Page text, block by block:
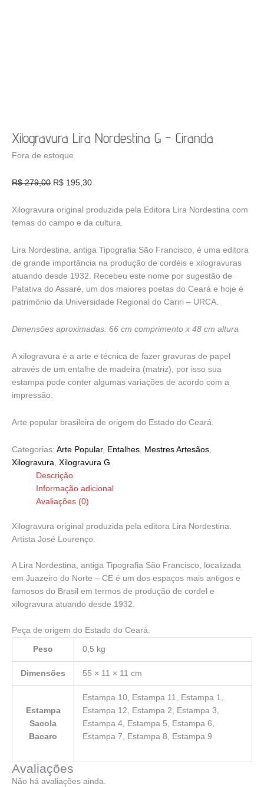
Xilogravura Lira Nordestina G – Ciranda
R$279,00 O
original
era:
R$ 195,30O
atual
é:
Xilogravura original produzida pela Editora Lira Nordestina com
temas do campo e da cultura.
Lira Nordestina, antiga Tipografia São Francisco, é uma editora
de grande importância na produção de cordéis e xilogravuras
atuando desde 1932. Recebeu este nome por sugestão de
Patativa do Assaré, um dos maiores poetas do Ceará e hoje é
patrimônio da Universidade Regional do Cariri – URCA.
Dimensões aproximadas: 66 cm comprimento x 48 cm altura
A xilogravura é a arte e técnica de fazer gravuras de papel
através de um entalhe de madeira (matriz), por isso sua
estampa pode conter algumas variações de acordo com a
impressão.
Arte popular brasileira de origem do Estado do Ceará.
Fora de estoque
Categorias: Arte Popular, Entalhes Mestres Artesãos
Xilogravura Xilogravura G
Descrição
Informação adicional
Avaliações (0)
Xilogravura original produzida pela editora Lira Nordestina.
Artista José Lourenço.
A Lira Nordestina, antiga Tipografia São Francisco, localizada
em Juazeiro do Norte – CE é um dos espaços mais antigos e
famosos do Brasil em termos de produção de cordel e
xilogravura atuando desde 1932.
Peça de origem do Estado do Ceará.
Peso 0,5 kg
Dimensões 55 × 11 × 11 cm
Estampa
Sacola
Bacaro
Estampa 10, Estampa 11, Estampa 1,
Estampa 12, Estampa 2, Estampa 3,
Estampa 4, Estampa 5, Estampa 6,
Estampa 7, Estampa 8, Estampa 9
Avaliações
Não há avaliações ainda.